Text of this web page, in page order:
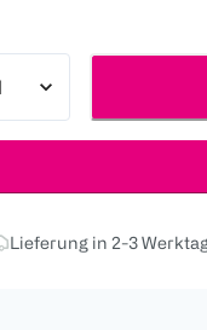
Lieferung in 2-3